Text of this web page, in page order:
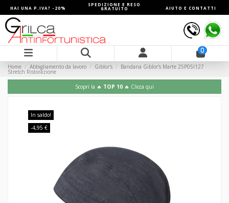
HAI UNA P.IVA? -20%
SPEDIZIONE E RESO
GRATUITO AIUTO E CONTATTI
0
Home Abbigliamento da lavoro Giblor's Bandana Giblor's Marte 25P05I127
Stretch Ristorazione
Scopri la 🔥 TOP 10 🔥 Clicca qui
In saldo!
-4,95 €